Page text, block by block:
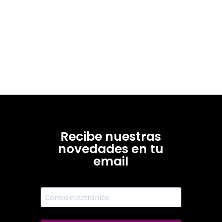
Recibe nuestras
novedades en tu
email